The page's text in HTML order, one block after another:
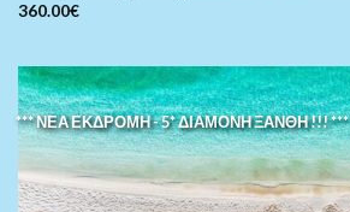
360.00€
*** ΝΕΑ ΕΚΔΡΟΜΗ - 5* ΔΙΑΜΟΝΗ ΞΑΝΘΗ !!! ***